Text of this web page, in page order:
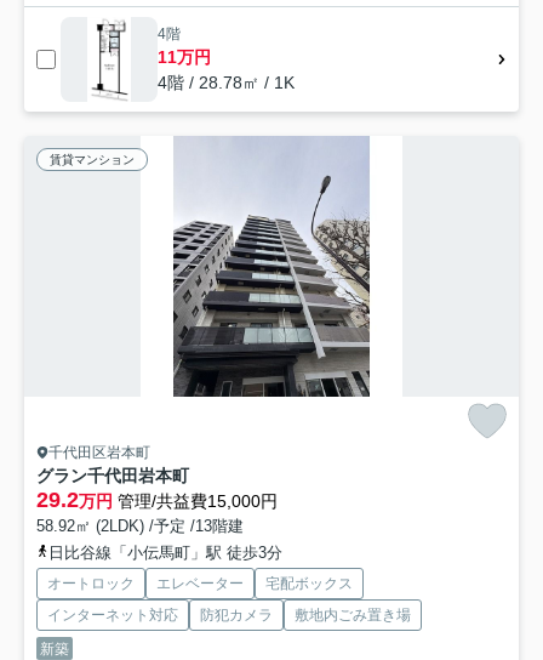
4階
11万円
4階 / 28.78㎡ / 1K
賃貸マンション
千代田区岩本町
グラン千代田岩本町
29.2万円 管理/共益費15,000円
58.92㎡ (2LDK) /予定 /13階建
日比谷線「小伝馬町」駅 徒歩3分
オートロック エレベーター
宅配ボックス
インターネット対応
防犯カメラ
敷地内ごみ置き場
新築